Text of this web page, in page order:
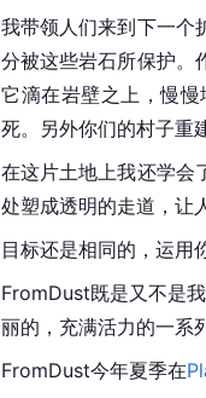
我带领人们来到下一个
分被这些岩石所保护。
它滴在岩壁之上，慢
死。另外你们的村子重
在这片土地上我还学会
处塑成透明的走道，让
目标还是相同的，运用
FromDust既是又不是
丽的，充满活力的一系
FromDust今年夏季在